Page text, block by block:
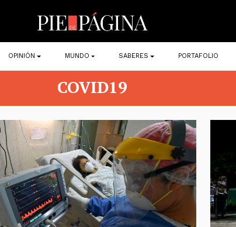
OPINIÓN MUNDO SABERES PORTAFOLIO
COVID19